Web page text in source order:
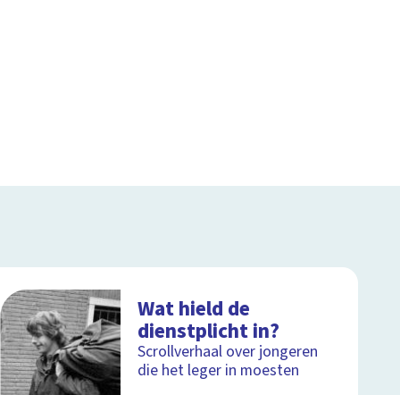
Wat hield de
dienstplicht in?
Scrollverhaal over jongeren
die het leger in moesten